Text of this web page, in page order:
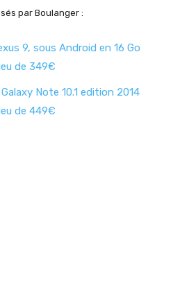
par Boulanger :
9, sous Android en 16 Go
de 349€
Note 10.1 edition 2014
de 449€